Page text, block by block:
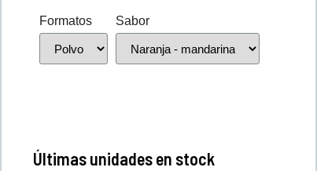
Formatos Sabor
Últimas unidades en stock